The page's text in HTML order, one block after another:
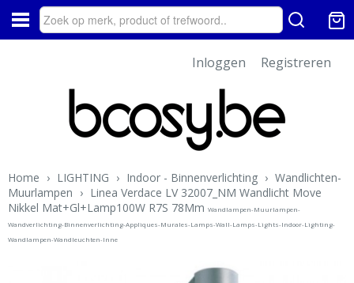
Inloggen Registreren
Home › LIGHTING › Indoor - Binnenverlichting › Wandlichten-
Muurlampen › Linea Verdace LV 32007_NM Wandlicht Move
Nikkel Mat+Gl+Lamp100W R7S 78Mm Wandlampen-Muurlampen-
Wandverlichting-Binnenverlichting-Appliques-Murales-Lamps-Wall-Lamps-Lights-Indoor-Lighting-
Wandlampen-Wandleuchten-Inne